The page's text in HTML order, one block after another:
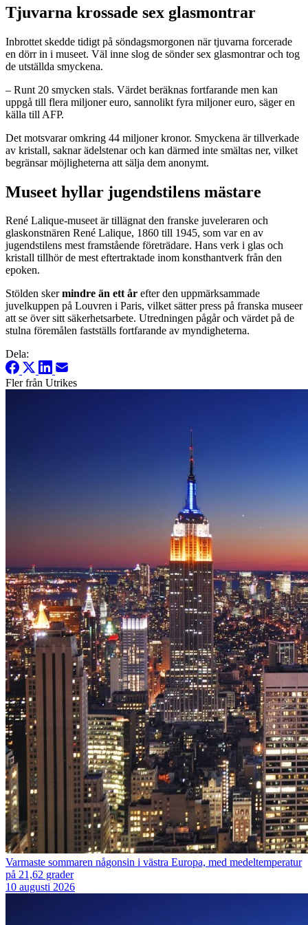
Tjuvarna krossade sex glasmontrar
Inbrottet skedde tidigt på söndagsmorgonen när tjuvarna forcerade
en dörr in i museet. Väl inne slog de sönder sex glasmontrar och tog
de utställda smyckena.
– Runt 20 smycken stals. Värdet beräknas fortfarande men kan
uppgå till flera miljoner euro, sannolikt fyra miljoner euro, säger en
källa till AFP.
Det motsvarar omkring 44 miljoner kronor. Smyckena är tillverkade
av kristall, saknar ädelstenar och kan därmed inte smältas ner, vilket
begränsar möjligheterna att sälja dem anonymt.
Museet hyllar jugendstilens mästare
René Lalique-museet är tillägnat den franske juveleraren och
glaskonstnären René Lalique, 1860 till 1945, som var en av
jugendstilens mest framstående företrädare. Hans verk i glas och
kristall tillhör de mest eftertraktade inom konsthantverk från den
epoken.
Stölden skermindre än ett år efter den uppmärksammade
juvelkuppen på Louvren i Paris, vilket sätter press på franska museer
att se över sitt säkerhetsarbete. Utredningen pågår och värdet på de
stulna föremålen fastställs fortfarande av myndigheterna.
Dela:
Fler från Utrikes
Varmaste sommaren någonsin i västra Europa, med medeltemperatur
på 21,62 grader
10 augusti 2026